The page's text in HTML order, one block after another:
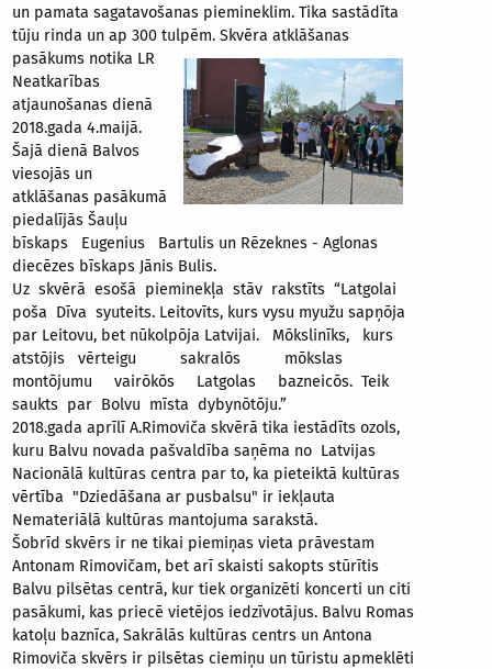
un pamata sagatavošanas piemineklim. Tika sastādīta
tūju rinda un ap 300 tulpēm. Skvēra atklāšanas
pasākums notika LR
Neatkarības
atjaunošanas dienā
2018.gada 4.maijā.
Šajā dienā Balvos
viesojās un
atklāšanas pasākumā
piedalījās Šauļu
bīskaps Eugenius Bartulis un Rēzeknes - Aglonas
diecēzes bīskaps Jānis Bulis.
Uz skvērā esošā pieminekļa stāv rakstīts “Latgolai
poša Dīva syuteits. Leitovīts, kurs vysu myužu sapņōja
par Leitovu, bet nūkolpōja Latvijai. Mōkslinīks, kurs
atstōjis vērteigu sakralōs mōkslas
montōjumu vairōkōs Latgolas bazneicōs. Teik
saukts par Bolvu mīsta dybynōtōju.”
2018.gada aprīlī A.Rimoviča skvērā tika iestādīts ozols,
kuru Balvu novada pašvaldība saņēma no Latvijas
Nacionālā kultūras centra par to, ka pieteiktā kultūras
vērtība "Dziedāšana ar pusbalsu" ir iekļauta
Nemateriālā kultūras mantojuma sarakstā.
Šobrīd skvērs ir ne tikai piemiņas vieta prāvestam
Antonam Rimovičam, bet arī skaisti sakopts stūrītis
Balvu pilsētas centrā, kur tiek organizēti koncerti un citi
pasākumi, kas priecē vietējos iedzīvotājus. Balvu Romas
katoļu baznīca, Sakrālās kultūras centrs un Antona
Rimoviča skvērs ir pilsētas ciemiņu un tūristu apmeklēti